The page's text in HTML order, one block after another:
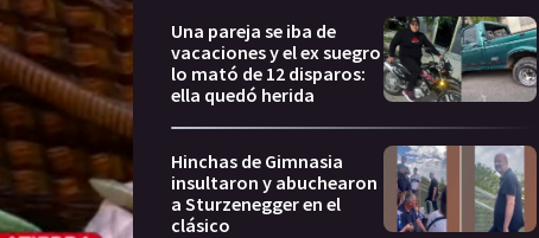
Una pareja se iba de
vacaciones y el ex suegro
lo mató de 12 disparos:
ella quedó herida
Hinchas de Gimnasia
insultaron y abuchearon
a Sturzenegger en el
clásico